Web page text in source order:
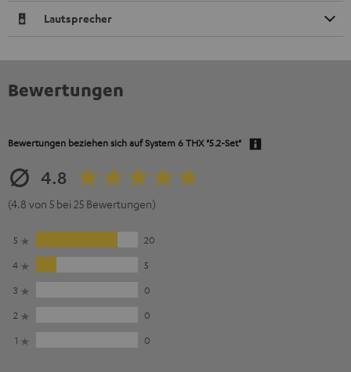
Lautsprecher
Bewertungen
Bewertungen beziehen sich aufSystem 6 THX "5.2-Set"
4.8
(4.8 von 5 bei 25 Bewertungen)
5
20
4
5
3
0
2
0
1
0